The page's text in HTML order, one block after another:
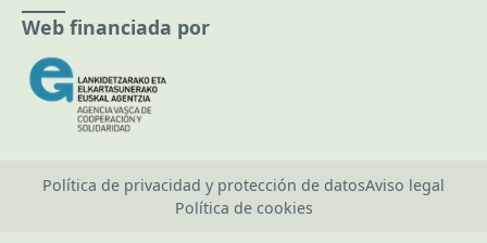
Web financiada por
Política de privacidad y protección de datosAviso legal
Política de cookies